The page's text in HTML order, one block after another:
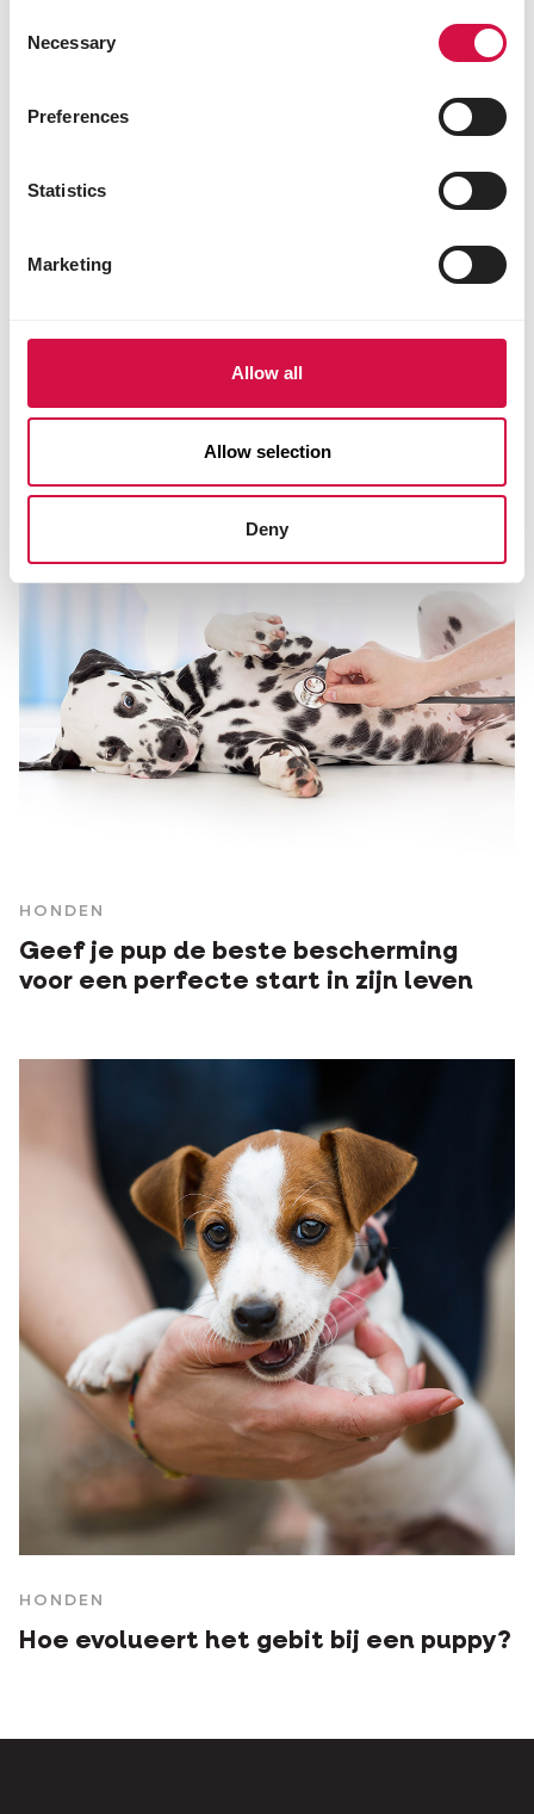
Selection
Necessary
Preferences
Statistics
Marketing
Allow all
Allow selection
Deny
Deel op Facebook
Deel viaDeel
HONDEN
Geef je pup de beste bescherming
voor een perfecte start in zijn leven
HONDEN
Hoe evolueert het gebit bij een puppy?